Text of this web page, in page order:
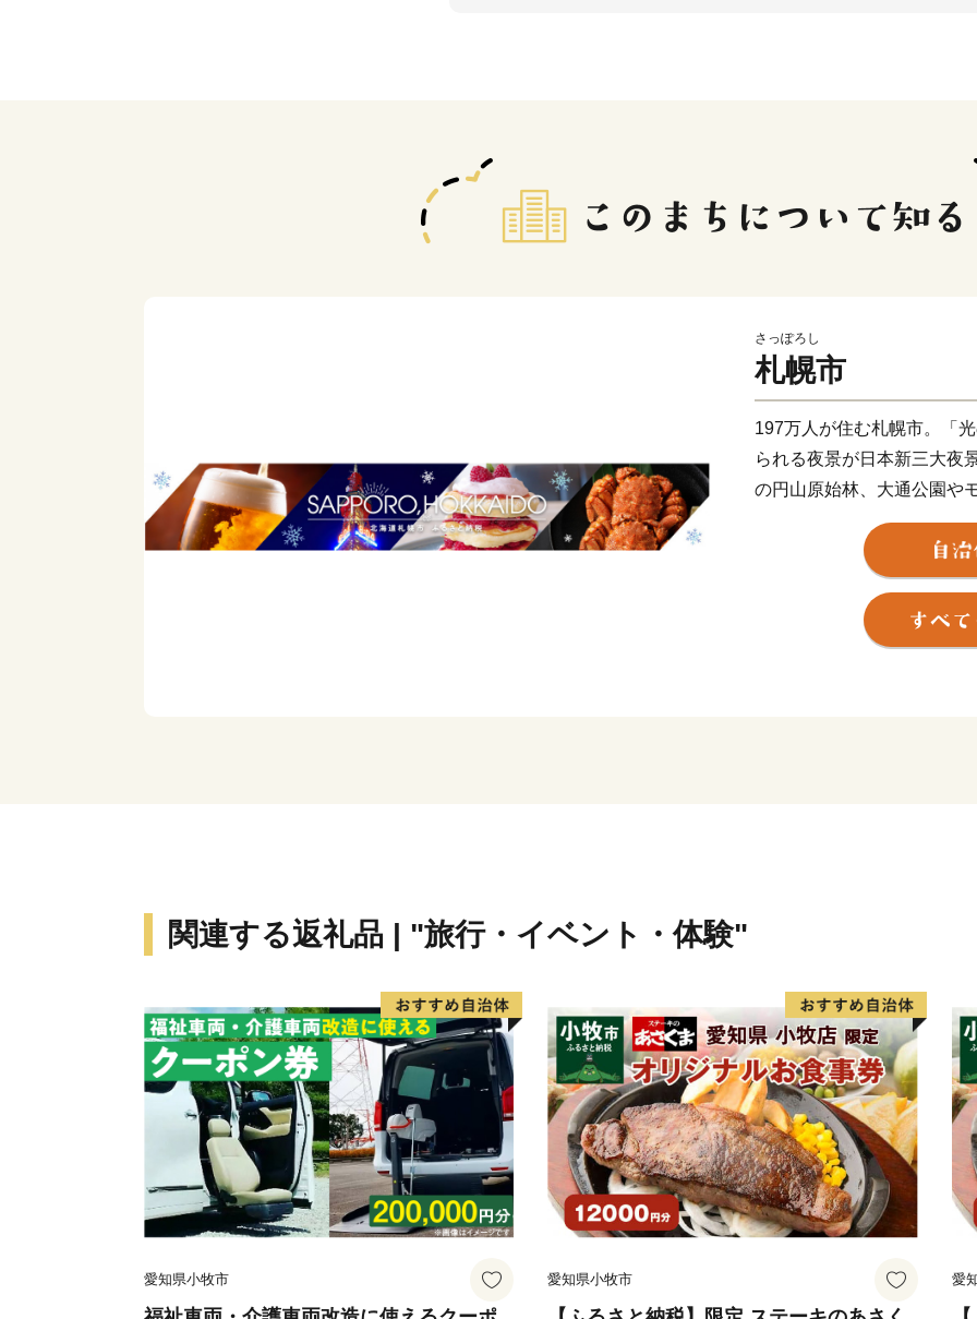
さっぽろし
札幌市
197万人が住む札幌市。「
られる夜景が日本新三大夜
の円山原始林、大通公園や
泉」などの自然が調和し
多くのイベントが開かれ
海道各地から届いた新鮮
が花開いております。
関連する返礼品 | "旅行・イベント・体験"
愛知県小牧市 愛知県小牧市 愛